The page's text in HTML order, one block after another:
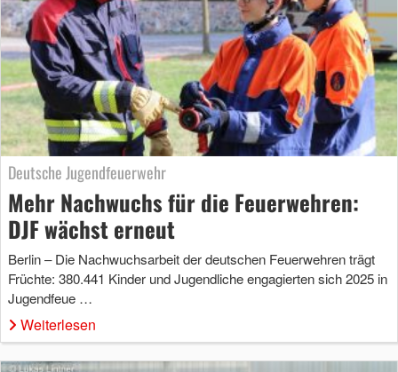
Deutsche Jugendfeuerwehr
Mehr Nachwuchs für die Feuerwehren:
DJF wächst erneut
Berlin – Die Nachwuchsarbeit der deutschen Feuerwehren trägt
Früchte: 380.441 Kinder und Jugendliche engagierten sich 2025 in
Jugendfeue …
Weiterlesen